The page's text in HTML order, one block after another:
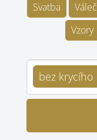
Svatba
Vzory
bez